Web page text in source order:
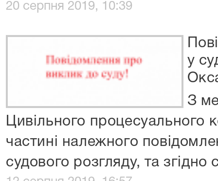
20 серпня 2019, 10:39
у
З
Цивільного процесуального
частині належного
судового розгляду, та згідно